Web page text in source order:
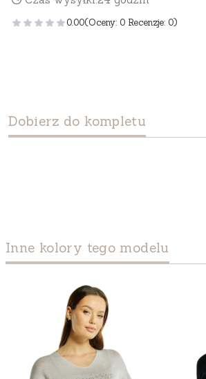
0.00(Oceny: 0 Recenzje: 0)
Dobierz do kompletu
Inne kolory tego modelu